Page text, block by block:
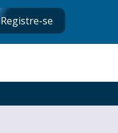
Registre-se